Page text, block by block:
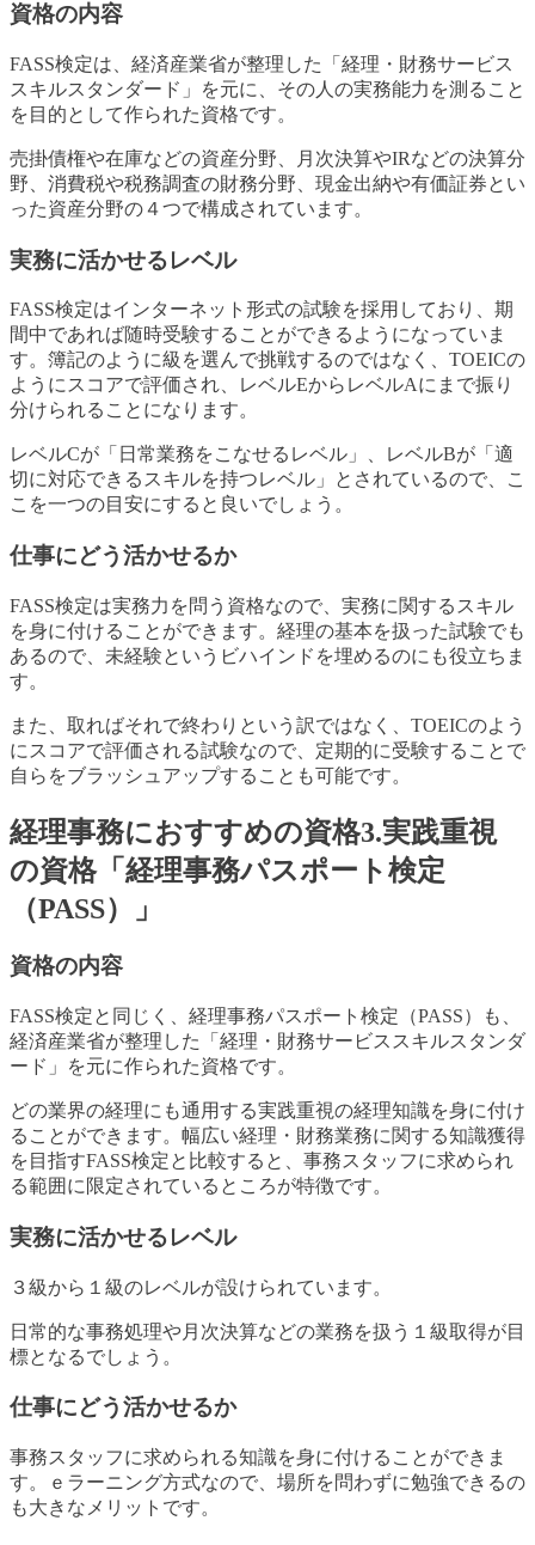
資格の内容
FASS検定は、経済産業省が整理した「経理・財務サービス
スキルスタンダード」を元に、その人の実務能力を測ること
を目的として作られた資格です。
売掛債権や在庫などの資産分野、月次決算やIRなどの決算分
野、消費税や税務調査の財務分野、現金出納や有価証券とい
った資産分野の４つで構成されています。
実務に活かせるレベル
FASS検定はインターネット形式の試験を採用しており、期
間中であれば随時受験することができるようになっていま
す。簿記のように級を選んで挑戦するのではなく、TOEICの
ようにスコアで評価され、レベルEからレベルAにまで振り
分けられることになります。
レベルCが「日常業務をこなせるレベル」、レベルBが「適
切に対応できるスキルを持つレベル」とされているので、こ
こを一つの目安にすると良いでしょう。
仕事にどう活かせるか
FASS検定は実務力を問う資格なので、実務に関するスキル
を身に付けることができます。経理の基本を扱った試験でも
あるので、未経験というビハインドを埋めるのにも役立ちま
す。
また、取ればそれで終わりという訳ではなく、TOEICのよう
にスコアで評価される試験なので、定期的に受験することで
自らをブラッシュアップすることも可能です。
経理事務におすすめの資格3.実践重視
の資格「経理事務パスポート検定
（PASS）」
資格の内容
FASS検定と同じく、経理事務パスポート検定（PASS）も、
経済産業省が整理した「経理・財務サービススキルスタンダ
ード」を元に作られた資格です。
どの業界の経理にも通用する実践重視の経理知識を身に付け
ることができます。幅広い経理・財務業務に関する知識獲得
を目指すFASS検定と比較すると、事務スタッフに求められ
る範囲に限定されているところが特徴です。
実務に活かせるレベル
３級から１級のレベルが設けられています。
日常的な事務処理や月次決算などの業務を扱う１級取得が目
標となるでしょう。
仕事にどう活かせるか
事務スタッフに求められる知識を身に付けることができま
す。ｅラーニング方式なので、場所を問わずに勉強できるの
も大きなメリットです。